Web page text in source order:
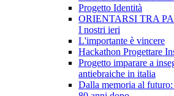
Progetto Identità
ORIENTARSI TRA
I nostri ieri
L'importante è vincere
Hackathon Progettare
Progetto imparare a
antiebraiche in italia
Dalla memoria al futuro: